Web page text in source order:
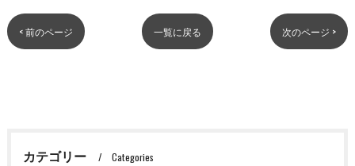
< 前のページ 一覧に戻る 次のページ >
カテゴリー Categories